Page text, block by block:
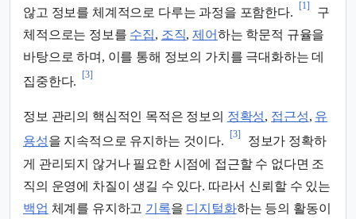
않고 정보를 체계적으로 다루는 과정을 포함한다.
[1]
구
체적으로는 정보를 수집, 조직,제어하는 학문적 규율을
바탕으로 하며, 이를 통해 정보의 가치를 극대화하는 데
집중한다.
[3]
정보 관리의 핵심적인 목적은 정보의 정확성, 접근성, 유
용성을 지속적으로 유지하는 것이다.
[3]
정보가 정확하
게 관리되지 않거나 필요한 시점에 접근할 수 없다면 조
직의 운영에 차질이 생길 수 있다. 따라서 신뢰할 수 있는
백업 체계를 유지하고 기록을 디지털화하는 등의 활동이